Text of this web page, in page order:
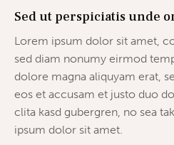
Sed ut perspiciatis unde
Lorem ipsum dolor sit amet,
sed diam nonumy eirmod
dolore magna aliquyam erat,
eos et accusam et justo duo
clita kasd gubergren, no sea
ipsum dolor sit amet.